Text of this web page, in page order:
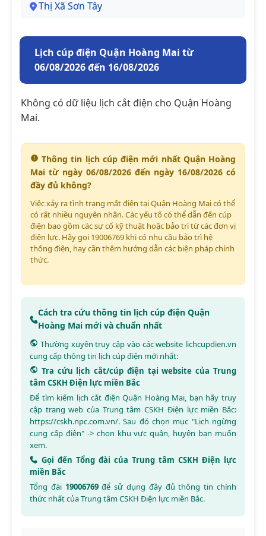
Thị Xã Sơn Tây
Lịch cúp điện Quận Hoàng Mai từ
06/08/2026 đến 16/08/2026
Không có dữ liệu lịch cắt điện cho Quận Hoàng
Mai.
Thông tin lịch cúp điện mới nhất Quận Hoàng
Mai từ ngày 06/08/2026 đến ngày 16/08/2026 có
đầy đủ không?
Việc xảy ra tình trạng mất điện tại Quận Hoàng Mai có thể
có rất nhiều nguyên nhân. Các yếu tố có thể dẫn đến cúp
điện bao gồm các sự cố kỹ thuật hoặc bảo trì từ các đơn vị
điện lực. Hãy gọi 19006769 khi có nhu cầu bảo trì hệ
thống điện, hay cần thêm hướng dẫn các biện pháp chính
thức.
Cách tra cứu thông tin lịch cúp điện Quận
Hoàng Mai mới và chuẩn nhất
Thường xuyên truy cập vào các website lichcupdien.vn
cung cấp thông tin lịch cúp điện mới nhất:
Tra cứu lịch cắt/cúp điện tại website của Trung
tâm CSKH Điện lực miền Bắc
Để tìm kiếm lịch cắt điện Quận Hoàng Mai, bạn hãy truy
cập trang web của Trung tâm CSKH Điện lực miền Bắc:
https://cskh.npc.com.vn/. Sau đó chọn mục "Lịch ngừng
cung cấp điện" -> chọn khu vực quận, huyện bạn muốn
xem.
Gọi đến Tổng đài của Trung tâm CSKH Điện lực
miền Bắc
Tổng đài 19006769để sử dụng đầy đủ thông tin chính
thức nhất của Trung tâm CSKH Điện lực miền Bắc.